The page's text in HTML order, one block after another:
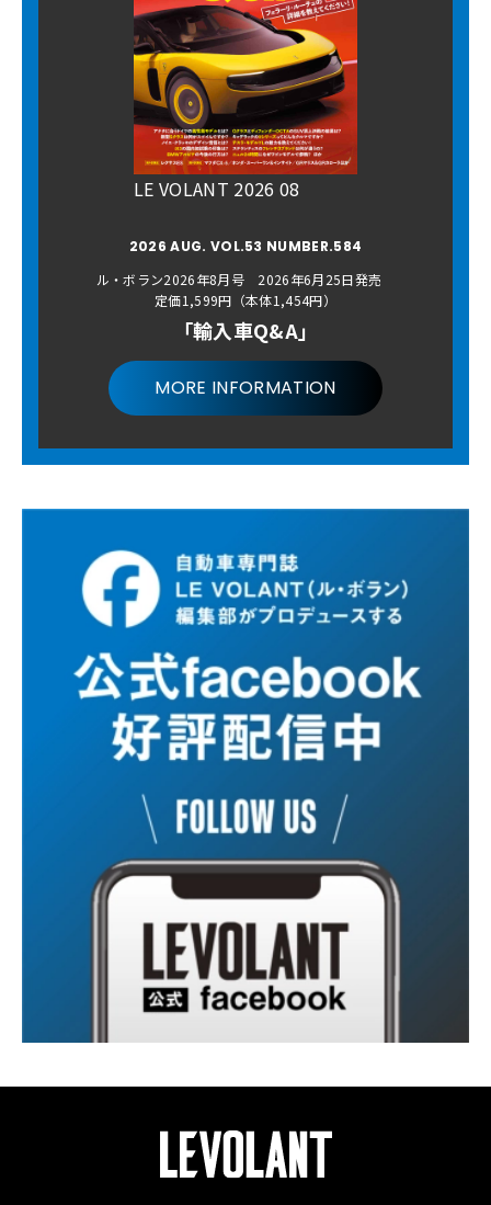
LE VOLANT 2026 08
2026 AUG. VOL.53 NUMBER.584
ル・ボラン2026年8月号 2026年6月25日発売
定価1,599円（本体1,454円）
「輸入車Q&A」
MORE INFORMATION